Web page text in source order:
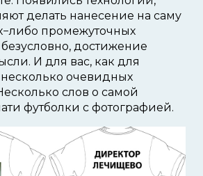
делать нанесение на саму
промежуточных
безусловно, достижение
И для вас, как для
несколько очевидных
слов о самой
футболки с фотографией.